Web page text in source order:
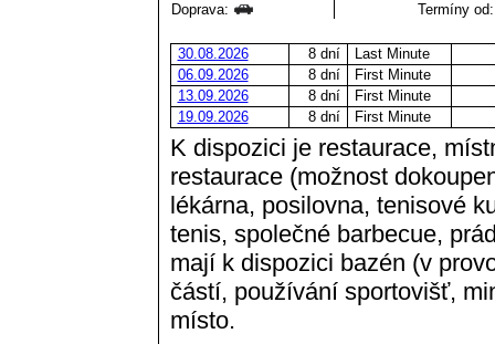
Doprava: Termíny
30.08.2026 8 dní
Last Minute
06.09.2026
8 dní
First Minute
13.09.2026
8 dní
First Minute
19.09.2026
8 dní First Minute
K dispozici je restaurace,
restaurace (možnost
lékárna, posilovna, tenisové
tenis, společné barbecue,
mají k dispozici bazén (v
částí, používání sportovišť,
místo.